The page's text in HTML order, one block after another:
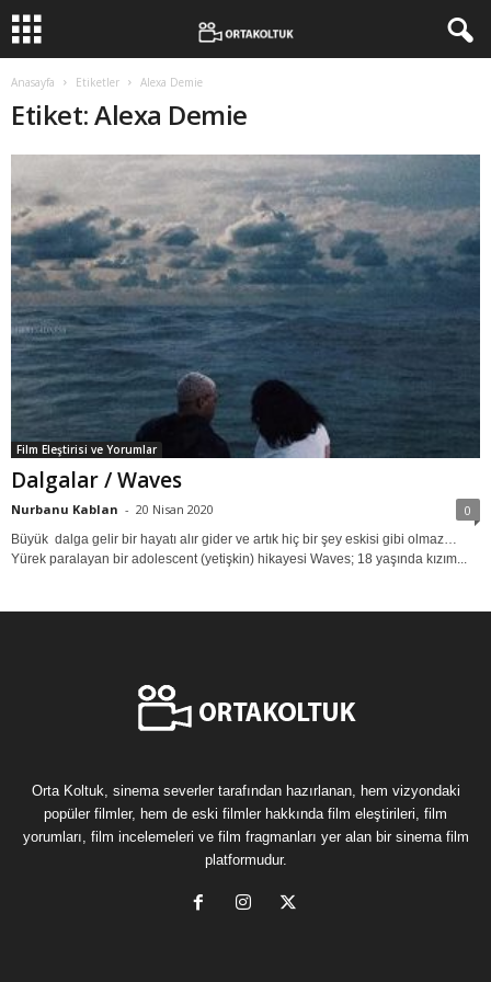
Anasayfa Etiketler Alexa Demie
Etiket: Alexa Demie
Film Eleştirisi ve Yorumlar
Dalgalar / Waves
Nurbanu Kablan - 20 Nisan 2020 0
Büyük dalga gelir bir hayatı alır gider ve artık hiç bir şey eskisi gibi olmaz…
Yürek paralayan bir adolescent (yetişkin) hikayesi Waves; 18 yaşında kızım...
Orta Koltuk, sinema severler tarafından hazırlanan, hem vizyondaki
popüler filmler, hem de eski filmler hakkında film eleştirileri, film
yorumları, film incelemeleri ve film fragmanları yer alan bir sinema film
platformudur.